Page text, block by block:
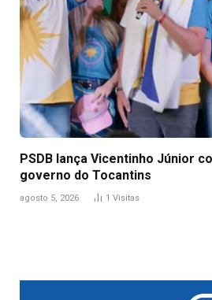
PSDB lança Vicentinho Júnior
governo do Tocantins
agosto 5, 2026 1 Visitas